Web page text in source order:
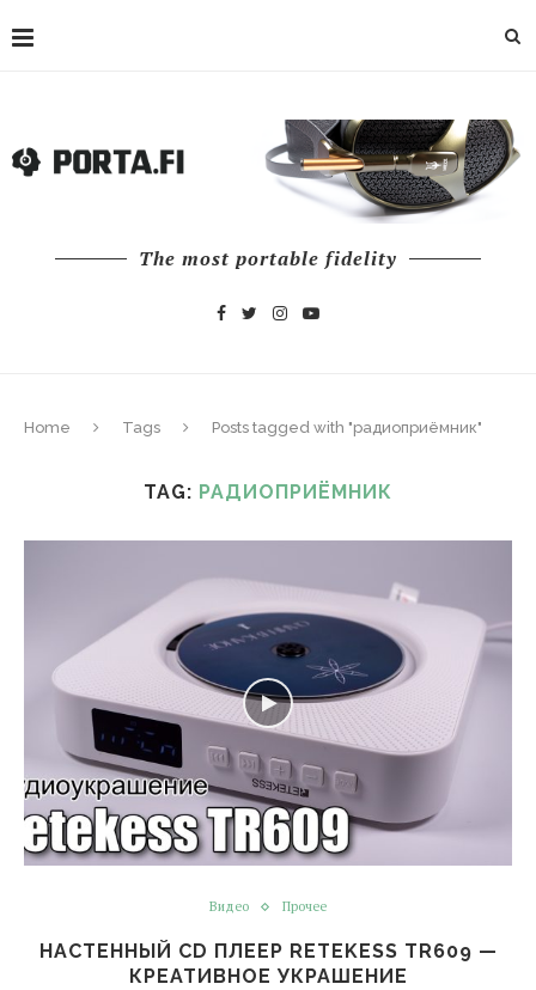
The most portable fidelity
Home Tags Posts tagged with "радиоприёмник"
TAG: РАДИОПРИЁМНИК
Видео Прочее
НАСТЕННЫЙ CD ПЛЕЕР RETEKESS TR609 —
КРЕАТИВНОЕ УКРАШЕНИЕ